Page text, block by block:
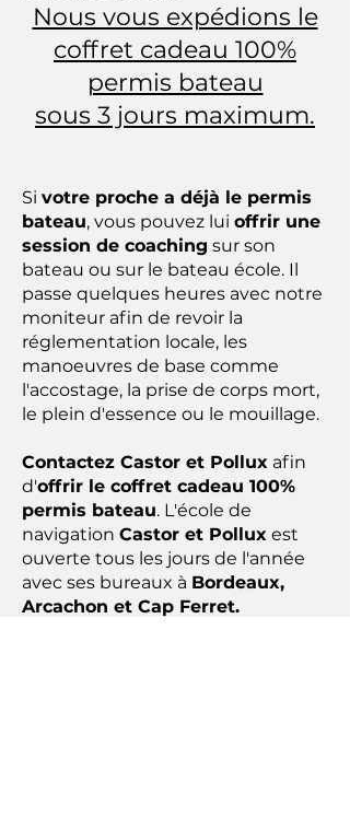
Nous vous expédions le
coffret cadeau 100%
permis bateau
sous 3 jours maximum.
Si votre proche a déjà le permis
bateau, vous pouvez lui offrir une
session de coaching sur son
bateau ou sur le bateau école. Il
passe quelques heures avec notre
moniteur afin de revoir la
réglementation locale, les
manoeuvres de base comme
l'accostage, la prise de corps mort,
le plein d'essence ou le mouillage.
Contactez Castor et Pollux afin
d'offrir le coffret cadeau 100%
permis bateau. L'école de
navigation Castor et Pollux est
ouverte tous les jours de l'année
avec ses bureaux à Bordeaux,
Arcachon et Cap Ferret.